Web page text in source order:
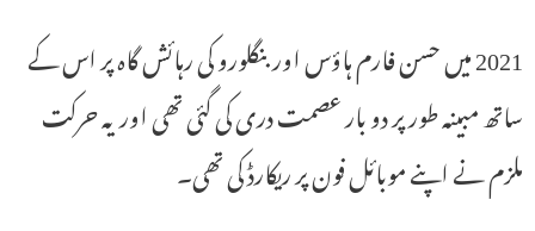
2021 میں حسن فارم ہاؤس اور بنگلورو کی رہائش گاہ پر اس کے
ساتھ مبینہ طور پر دو بار عصمت دری کی گئی تھی اور یہ حرکت
ملزم نے اپنے موبائل فون پر ریکارڈ کی تھی۔